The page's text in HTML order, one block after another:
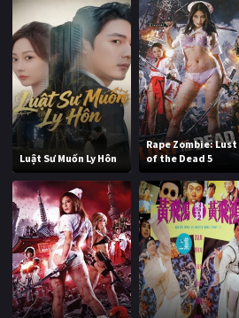
Luật Sư Muốn Ly Hôn
Rape Zombie: Lust
of the Dead 5